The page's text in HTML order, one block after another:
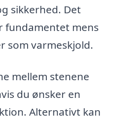
sikkerhed. Det
fundamentet mens
som varmeskjold.
mellem stenene
du ønsker en
Alternativt kan